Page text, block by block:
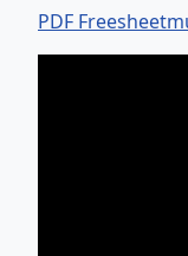
PDF